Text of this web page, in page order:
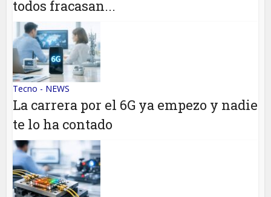
todos fracasan...
Tecno - NEWS
La carrera por el 6G ya empezo y nadie
te lo ha contado